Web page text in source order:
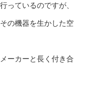
っているのですが、
の機器を生かした空
ーカーと長く付き合